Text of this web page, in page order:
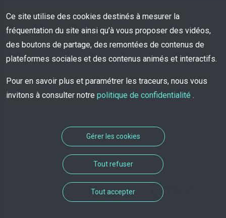
Solution de rendez-vous
développée par
Ce site utilise des cookies destinés à mesurer la
fréquentation du site ainsi qu’à vous proposer des vidéos,
des boutons de partage, des remontées de contenus de
plateformes sociales et des contenus animés et interactifs.
Pour en savoir plus et paramétrer les traceurs, nous vous
invitons à consulter notre politique de confidentialité .
Gérer les cookies
Tout refuser
Tout accepter